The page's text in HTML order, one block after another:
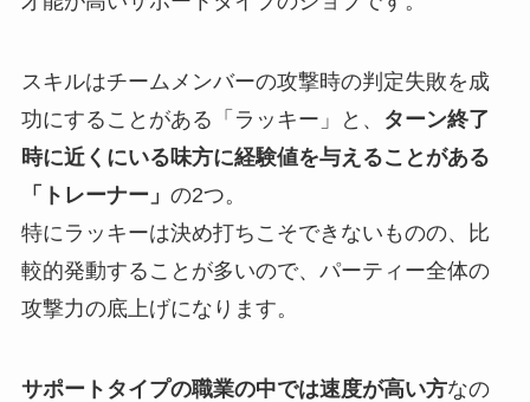
スキルはチームメンバーの攻撃時の判定失敗を成
功にすることがある「ラッキー」
と、
ターン終了
時に近くにいる味方に経験値を与えることがある
「トレーナー」 の2つ。
特にラッキーは決め打ちこそできないものの、比
較的発動することが多いので、パーティー全体の
攻撃力の底上げになります。
サポートタイプの職業の中では速度が高い方なの